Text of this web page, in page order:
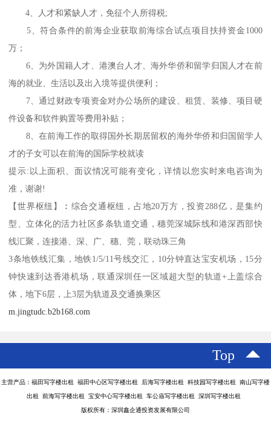
4、人才和紧缺人才，免征个人所得税;
5、符合条件的前海企业获取前海综合试点项目扶持资金1000
万；
6、为外国籍人才、港澳台人才、海外华侨和留学归国人才在前
海的就业、生活以及出入境等提供便利；
7、通过财政专项资金对办公场所的建设、租赁、装修、项目硬
件设备和软件购置等费用补贴；
8、在前海工作的取得国外长期居留权的海外华侨和归国留学人
才的子女可以在前海的国际学校就读
提示:以上面积、面议情况可能有变化，详情以您实时来电咨询为
准，谢谢!
【世界枢纽】︰综合交通枢纽，占地20万方，投资288亿，是集约
型、立体化的活力社区多条轨道交通，穗莞深城际线和港深西部快
线汇聚，连接港、深、广、穗、莞，联动珠三角
3条地铁线汇集，地铁1/5/11号线交汇，10分钟直达宝安机场，15分
钟快速到达香港机场，联通深圳任一区域超大型的轨道+上盖综合
体，地下6层，上3层为轨道及交通换乘区
m.jingtudc.b2b168.com
Top
主营产品：福田写字楼出租 福田中心区写字楼出租 后海写字楼出租 科技园写字楼出租 南山写字楼
出租 前海写字楼出租 宝安中心写字楼出租 车公庙写字楼出租 深圳写字楼出租
版权所有：深圳鑫企通投资发展有限公司